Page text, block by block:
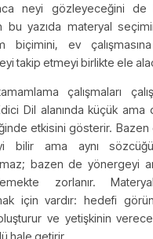
neyi gözleyeceğini
bu yazıda materyal
biçimini, ev
takip etmeyi birlikte ele
çalışmaları
Dil alanında küçük ama
etkisini gösterir. Bazen
bilir ama aynı
bazen de yönergeyi
zorlanır.
için vardır: hedefi
oluşturur ve yetişkinin
hale getirir.